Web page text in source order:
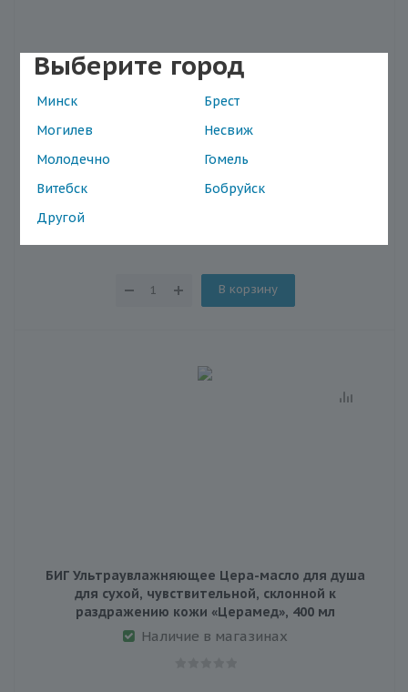
Выберите город
Минск
Брест
Могилев
Несвиж
Молодечно
Гомель
Витебск
Бобруйск
Другой
Himani Healthy Skin Аромат трав (Herbal Bouqet),
50 мл
Наличие в магазинах
В корзину
БИГ Ультраувлажняющее Цера-масло для душа
для сухой, чувствительной, склонной к
раздражению кожи «Церамед», 400 мл
Наличие в магазинах